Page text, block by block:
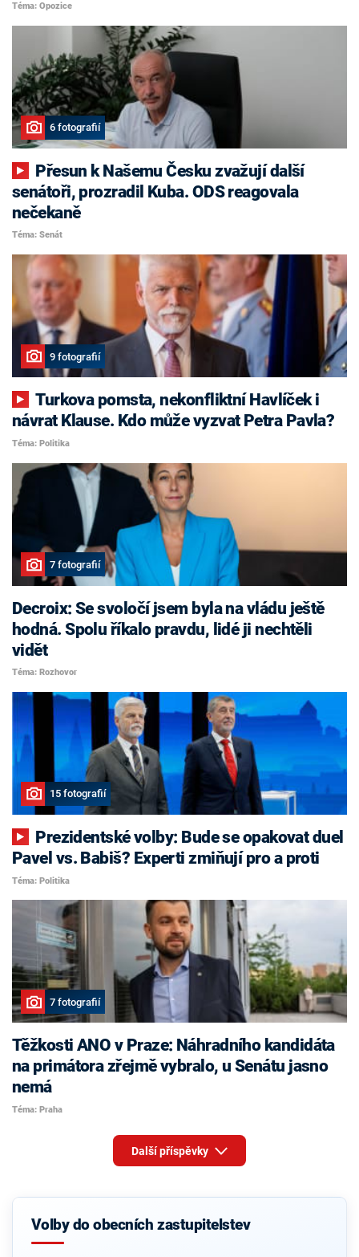
Téma: Opozice
6 fotografií
senátoři, prozradil Kuba. ODS reagovala
nečekaně
Téma: Senát
9 fotografií
Turkova pomsta, nekonfliktní Havlíček i
návrat Klause. Kdo může vyzvat Petra Pavla?
Téma: Politika
7 fotografií
Decroix: Se svoločí jsem byla na vládu ještě
hodná. Spolu říkalo pravdu, lidé ji nechtěli
vidět
Téma: Rozhovor
15 fotografií
Pavel vs. Babiš? Experti zmiňují pro a proti
Téma: Politika
7 fotografií
Těžkosti ANO v Praze: Náhradního kandidáta
na primátora zřejmě vybralo, u Senátu jasno
nemá
Téma: Praha
Další příspěvky
Volby do obecních zastupitelstev